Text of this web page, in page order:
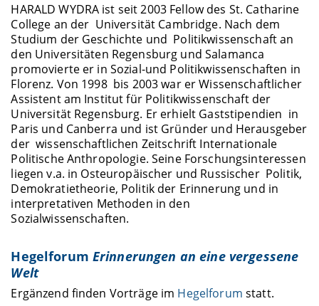
HARALD WYDRA ist seit 2003 Fellow des St. Catharine
College an der Universität Cambridge. Nach dem
Studium der Geschichte und Politikwissenschaft an
den Universitäten Regensburg und Salamanca
promovierte er in Sozial-und Politikwissenschaften in
Florenz. Von 1998 bis 2003 war er Wissenschaftlicher
Assistent am Institut für Politikwissenschaft der
Universität Regensburg. Er erhielt Gaststipendien in
Paris und Canberra und ist Gründer und Herausgeber
der wissenschaftlichen Zeitschrift Internationale
Politische Anthropologie. Seine Forschungsinteressen
liegen v.a. in Osteuropäischer und Russischer Politik,
Demokratietheorie, Politik der Erinnerung und in
interpretativen Methoden in den
Sozialwissenschaften.
Hegelforum Erinnerungen an eine vergessene
Welt
Ergänzend finden Vorträge im Hegelforum statt.